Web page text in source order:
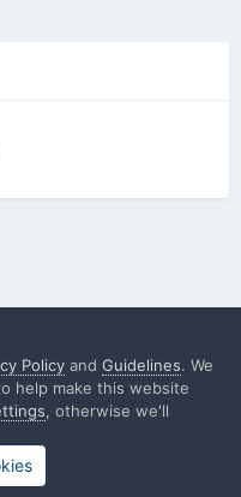
reserved
Policy and Guidelines. We
help make this website
, otherwise we'll